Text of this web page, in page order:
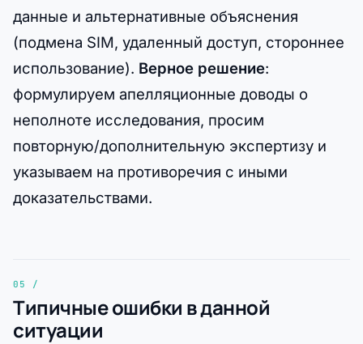
данные и альтернативные объяснения
(подмена SIM, удаленный доступ, стороннее
использование). Верное решение:
формулируем апелляционные доводы о
неполноте исследования, просим
повторную/дополнительную экспертизу и
указываем на противоречия с иными
доказательствами.
Типичные ошибки в данной
ситуации